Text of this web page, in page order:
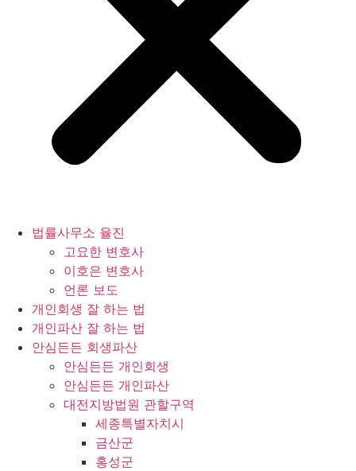
법률사무소 율진
고요한 변호사
이호은 변호사
언론 보도
개인회생 잘 하는 법
개인파산 잘 하는 법
안심든든 회생파산
안심든든 개인회생
안심든든 개인파산
대전지방법원 관할구역
세종특별자치시
금산군
홍성군